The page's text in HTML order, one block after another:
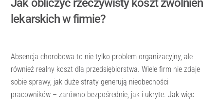
Jak obliczyć rzeczywisty koszt zwolnień
lekarskich w firmie?
Absencja chorobowa to nie tylko problem organizacyjny, ale
również realny koszt dla przedsiębiorstwa. Wiele firm nie zdaje
sobie sprawy, jak duże straty generują nieobecności
pracowników – zarówno bezpośrednie, jak i ukryte. Jak więc